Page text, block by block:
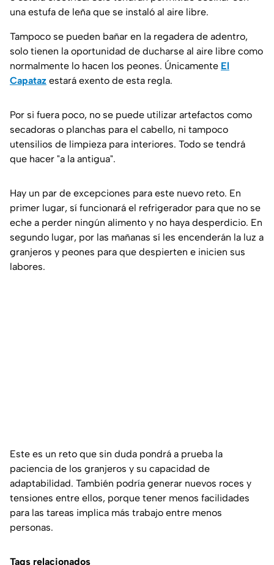
una estufa de leña que se instaló al aire libre.
Tampoco se pueden bañar en la regadera de adentro,
solo tienen la oportunidad de ducharse al aire libre como
normalmente lo hacen los peones. Únicamente El
Capataz estará exento de esta regla.
Por si fuera poco, no se puede utilizar artefactos como
secadoras o planchas para el cabello, ni tampoco
utensilios de limpieza para interiores. Todo se tendrá
que hacer "a la antigua".
Hay un par de excepciones para este nuevo reto. En
primer lugar, sí funcionará el refrigerador para que no se
eche a perder ningún alimento y no haya desperdicio. En
segundo lugar, por las mañanas sí les encenderán la luz a
granjeros y peones para que despierten e inicien sus
labores.
Este es un reto que sin duda pondrá a prueba la
paciencia de los granjeros y su capacidad de
adaptabilidad. También podría generar nuevos roces y
tensiones entre ellos, porque tener menos facilidades
para las tareas implica más trabajo entre menos
personas.
Tags relacionados